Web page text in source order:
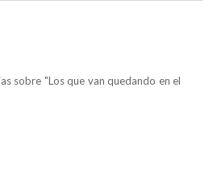
sobre "Los que van quedando en el